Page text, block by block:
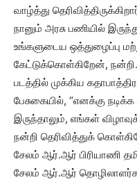
வாழ்த்து
நானும் அரசு பணியில்
உங்களுடைய ஒத்துழைப்பு
கேட்டுக்கொள்கிறேன்,
படத்தில் முக்கிய
பேசுகையில், “எனக்கு
இருந்தாலும், எங்கள்
நன்றி தெரிவித்துக்
சேலம் ஆர்.ஆர் பிரியாணி
சேலம் ஆர்.ஆர் தொழிலாளர்கள்